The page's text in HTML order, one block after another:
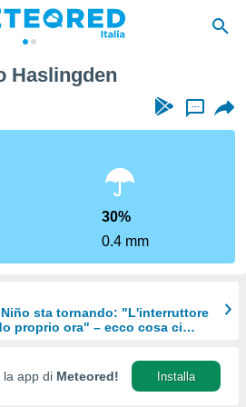
Haslingden
...
30%
0.4 mm
sta tornando: "L'interruttore
proprio ora" – ecco cosa ci
la app di Meteored! Installa